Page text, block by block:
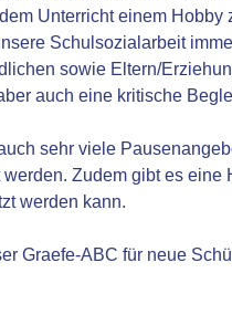
Unterricht einem Hobby
Schulsozialarbeit
sowie Eltern/
auch eine kritische
sehr viele
Zudem gibt es
werden kann.
Graefe-ABC für neue